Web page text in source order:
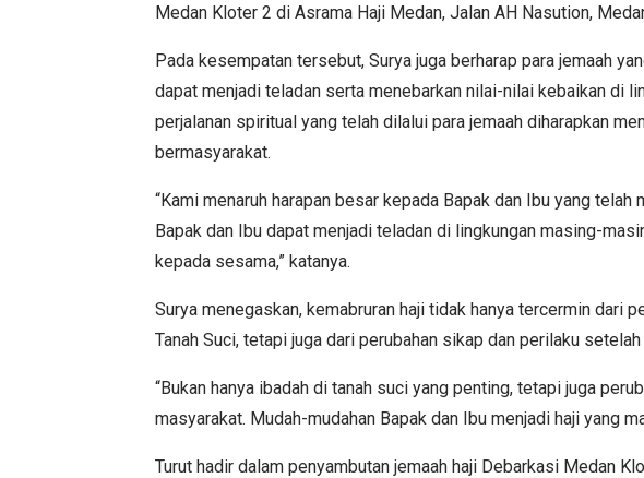
Medan Kloter 2 di Asrama Haji Medan, Jalan AH Nasution,
Pada kesempatan tersebut, Surya juga berharap para jemaah
dapat menjadi teladan serta menebarkan nilai-nilai kebaikan di
perjalanan spiritual yang telah dilalui para jemaah diharapkan
bermasyarakat.
“Kami menaruh harapan besar kepada Bapak dan Ibu yang telah
Bapak dan Ibu dapat menjadi teladan di lingkungan masing-
kepada sesama,” katanya.
Surya menegaskan, kemabruran haji tidak hanya tercermin dari
Tanah Suci, tetapi juga dari perubahan sikap dan perilaku
“Bukan hanya ibadah di tanah suci yang penting, tetapi juga
masyarakat. Mudah-mudahan Bapak dan Ibu menjadi haji yang
Turut hadir dalam penyambutan jemaah haji Debarkasi Medan